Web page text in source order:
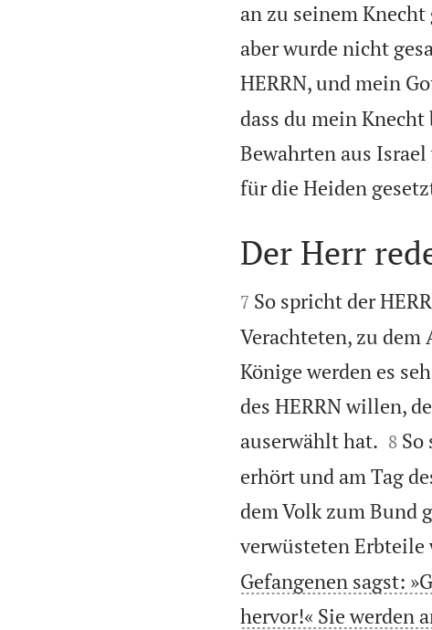
an zu seinem
aber wurde nicht
HERRN, und mein
dass du mein
Bewahrten aus
für die Heiden

Der Herr

7 So spricht der
Verachteten, zu dem
Könige werden es
des HERRN willen,
auserwählt hat.
8 So
erhört und am Tag
dem Volk zum Bund
verwüsteten
Gefangenen sagst:
hervor!« Sie werden